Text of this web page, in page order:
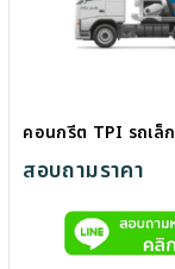
คอนกรีต TPI รถเล็ก
สอบถามราคา